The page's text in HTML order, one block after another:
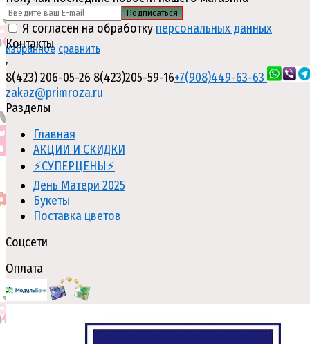
избранное сравнить
Подписаться
Я согласен на обработку персональных данных
Контакты
,
8(423) 206-05-26 8(423)205-59-16+7(908)449-63-63
zakaz@primroza.ru
Разделы
Главная
АКЦИИ И СКИДКИ
⚡СУПЕРЦЕНЫ⚡
День Матери 2025
Букеты
Поставка цветов
Соцсети
Оплата